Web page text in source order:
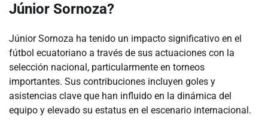
Júnior Sornoza?
Júnior Sornoza ha tenido un impacto significativo en el
fútbol ecuatoriano a través de sus actuaciones con la
selección nacional, particularmente en torneos
importantes. Sus contribuciones incluyen goles y
asistencias clave que han influido en la dinámica del
equipo y elevado su estatus en el escenario internacional.